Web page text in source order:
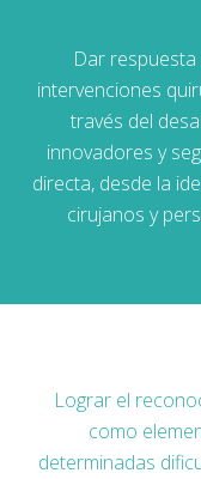
Dar
intervenciones
través del
innovadores y
directa, desde la
cirujanos y
Lograr el
como
determinadas